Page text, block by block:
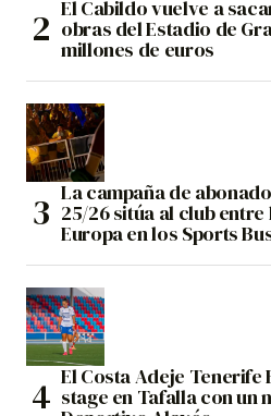
El Cabildo vuelve a
obras del Estadio de
millones de euros
La campaña de
25/26 sitúa al club
Europa en los Sports
El Costa Adeje Tenerife
stage en Tafalla con un